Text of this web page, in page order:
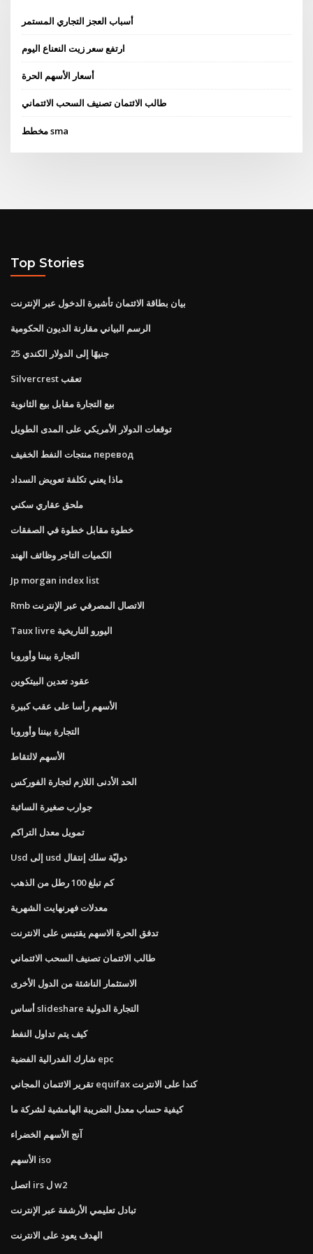
أسباب العجز التجاري المستمر
ارتفع سعر زيت النعناع اليوم
أسعار الأسهم الحرة
طالب الائتمان تصنيف السحب الائتماني
مخطط sma
Top Stories
بيان بطاقة الائتمان تأشيرة الدخول عبر الإنترنت
الرسم البياني مقارنة الديون الحكومية
25 جنيهًا إلى الدولار الكندي
Silvercrest تعقب
بيع التجارة مقابل بيع الثانوية
توقعات الدولار الأمريكي على المدى الطويل
منتجات النفط الخفيف перевод
ماذا يعني تكلفة تعويض السداد
ملحق عقاري سكني
خطوة مقابل خطوة في الصفقات
الكميات التاجر وظائف الهند
Jp morgan index list
Rmb الاتصال المصرفي عبر الإنترنت
Taux livre اليورو التاريخية
التجارة بيننا وأوروبا
عقود تعدين البيتكوين
الأسهم رأسا على عقب كبيرة
التجارة بيننا وأوروبا
الأسهم لالتقاط
الحد الأدنى اللازم لتجارة الفوركس
جوارب صغيرة السائبة
تمويل معدل التراكم
Usd إلى usd دوليّة سلك إنتقال
كم تبلغ 100 رطل من الذهب
معدلات فهرنهايت الشهرية
تدفق الحرة الاسهم يقتبس على الانترنت
طالب الائتمان تصنيف السحب الائتماني
الاستثمار الناشئة من الدول الأخرى
أساس slideshare التجارة الدولية
كيف يتم تداول النفط
شارك الفدرالية الفضية epc
تقرير الائتمان المجاني equifax كندا على الانترنت
كيفية حساب معدل الضريبة الهامشية لشركة ما
آنج الأسهم الخضراء
الأسهم iso
اتصل irs ل w2
تبادل تعليمي الأرشفة عبر الإنترنت
الهدف يعود على الانترنت